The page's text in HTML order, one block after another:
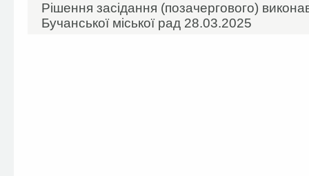
Рішення засідання (позачергового)
Бучанської міської рад 28.03.2025